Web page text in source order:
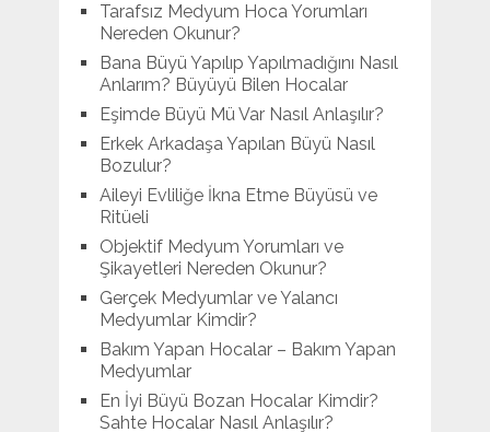
Tarafsız Medyum Hoca Yorumları
Nereden Okunur?
Bana Büyü Yapılıp Yapılmadığını Nasıl
Anlarım? Büyüyü Bilen Hocalar
Eşimde Büyü Mü Var Nasıl Anlaşılır?
Erkek Arkadaşa Yapılan Büyü Nasıl
Bozulur?
Aileyi Evliliğe İkna Etme Büyüsü ve
Ritüeli
Objektif Medyum Yorumları ve
Şikayetleri Nereden Okunur?
Gerçek Medyumlar ve Yalancı
Medyumlar Kimdir?
Bakım Yapan Hocalar – Bakım Yapan
Medyumlar
En İyi Büyü Bozan Hocalar Kimdir?
Sahte Hocalar Nasıl Anlaşılır?